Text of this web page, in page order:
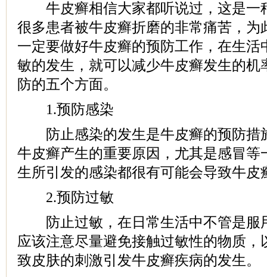
牛皮癣相信大家都听说过，这是一
很多患者被牛皮癣折磨的非常痛苦，为
一定要做好牛皮癣的预防工作，在生活
敏的发生，就可以减少牛皮癣发生的机
防的五个方面。
1.预防感染
防止感染的发生是牛皮癣的预防措
牛皮癣产生的重要原因，尤其是感冒等
生所引发的感染都很有可能会导致牛皮
2.预防过敏
防止过敏，在日常生活中不管是服
应该注意尽量避免接触过敏性的物质，
致皮肤的刺激引发牛皮癣疾病的发生。